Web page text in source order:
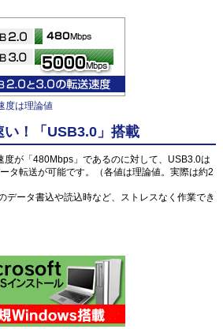
度は理論値
！「USB3.0」搭載
度が「480Mbps」であるのに対して、USB3.0は
タ転送が可能です。（各値は理論値。実際は約2
データ書込や読込時など、ストレスなく作業でき